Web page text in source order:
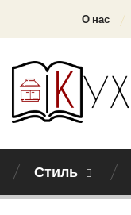
О нас
Стиль